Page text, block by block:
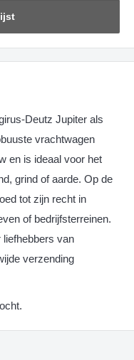
Deutz Jupiter als
vrachtwagen
en is ideaal voor het
grind of aarde. Op de
tot zijn recht in
of bedrijfsterreinen.
liefhebbers van
verzending